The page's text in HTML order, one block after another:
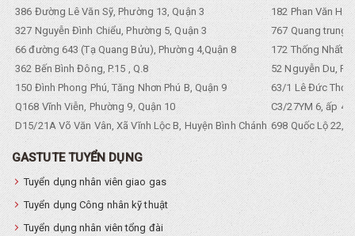
386 Đường Lê Văn Sỹ, Phường 13, Quận 3
182 Phan Văn
327 Nguyễn Đình Chiểu, Phường 5, Quận 3
767 Quang trung,
66 đường 643 (Tạ Quang Bửu), Phường 4,Quận 8
172 Thống Nhất.
362 Bến Bình Đông, P.15 , Q.8
52 Nguyễn Du,
150 Đình Phong Phú, Tăng Nhơn Phú B, Quận 9
63/1 Lê Đức Thọ,
Q168 Vĩnh Viễn, Phường 9, Quận 10
C3/27YM 6, ấp 4,
D15/21A Võ Văn Vân, Xã Vĩnh Lộc B, Huyện Bình Chánh 698 Quốc Lộ 22,
GASTUTE TUYỂN DỤNG
Tuyển dụng nhân viên giao gas
Tuyển dụng Công nhân kỹ thuật
Tuyển dụng nhân viên tổng đài